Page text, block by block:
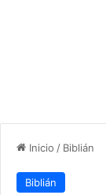
Inicio / Biblián
Biblián